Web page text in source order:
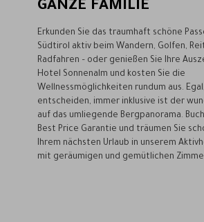
GANZE FAMILIE
Erkunden Sie das traumhaft schöne
Südtirol aktiv beim Wandern, Golfen,
Radfahren – oder genießen Sie Ihre
Hotel Sonnenalm und kosten Sie die
Wellnessmöglichkeiten rundum aus.
entscheiden, immer inklusive ist der
auf das umliegende Bergpanorama.
Best Price Garantie und träumen Sie
Ihrem nächsten Urlaub in unserem
mit geräumigen und gemütlichen